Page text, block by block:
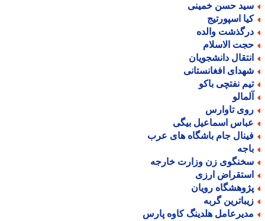
حسن خمینی
اسپورتیج
والده
الاسلام
دانشجویان
افغانستانی
نفتچی باکو
تاوارس
اسماعیل بیگی
جام باشگاه های عرب
زن وزارت خارجه
ارزی
رویان
گربه
هلدینگ کاوه پارس